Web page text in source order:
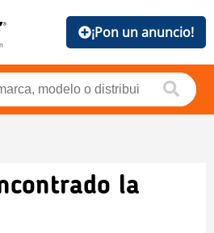
¡Pon un anuncio!
la